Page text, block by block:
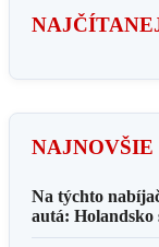
Na týchto
autá: